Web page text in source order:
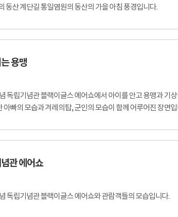
동산 계단길 통일염원의 동산의 가을 아침 풍경입니다.
용맹
독립기념관 블랙이글스 에어쇼에서 아이를 안고 용맹과 기
아빠의 모습과 겨레의탑, 군인의 모습이 함께 어루어진 장면
관 에어쇼
독립기념관 블랙이글스 에어쇼와 관람객들의 모습입니다.